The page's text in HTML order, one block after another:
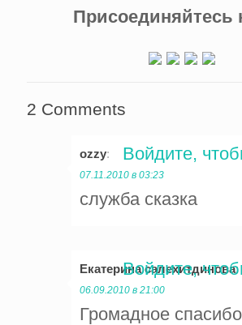
Присоединяйтесь
2 Comments
ozzy:
07.11.2010 в 03:23
служба сказка
Войдите,
Екатерина салехитдинова:
06.09.2010 в 21:00
Громадное
Войдите,